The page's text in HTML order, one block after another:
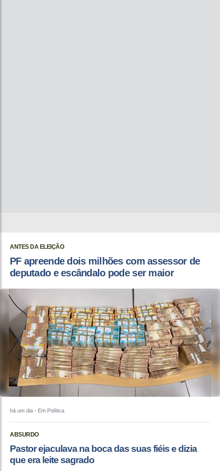
ANTES DA ELEIÇÃO
PF apreende dois milhões com assessor de
deputado e escândalo pode ser maior
há um dia - Em Política
ABSURDO
Pastor ejaculava na boca das suas fiéis e dizia
que era leite sagrado